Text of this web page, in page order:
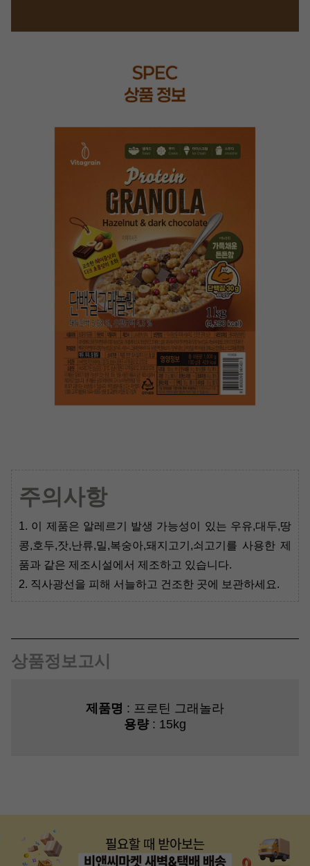
주의사항
1. 이 제품은 알레르기 발생 가능성이 있는 우유,대두,땅
콩,호두,잣,난류,밀,복숭아,돼지고기,쇠고기를 사용한 제
품과 같은 제조시설에서 제조하고 있습니다.
2. 직사광선을 피해 서늘하고 건조한 곳에 보관하세요.
상품정보고시
제품명 : 프로틴 그래놀라
용량: 15kg